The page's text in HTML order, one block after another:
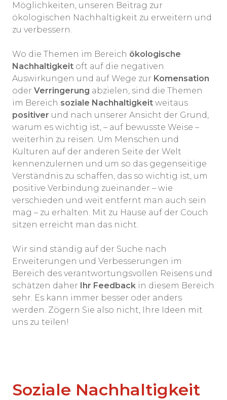
Möglichkeiten, unseren Beitrag zur
ökologischen Nachhaltigkeit zu erweitern und
zu verbessern.
Wo die Themen im Bereich ökologische
Nachhaltigkeit oft auf die negativen
Auswirkungen und auf Wege zur Komensation
oder Verringerung abzielen, sind die Themen
im Bereich soziale Nachhaltigkeit weitaus
positiver und nach unserer Ansicht der Grund,
warum es wichtig ist, – auf bewusste Weise –
weiterhin zu reisen. Um Menschen und
Kulturen auf der anderen Seite der Welt
kennenzulernen und um so das gegenseitige
Verständnis zu schaffen, das so wichtig ist, um
positive Verbindung zueinander – wie
verschieden und weit entfernt man auch sein
mag – zu erhalten. Mit zu Hause auf der Couch
sitzen erreicht man das nicht.
Wir sind ständig auf der Suche nach
Erweiterungen und Verbesserungen im
Bereich des verantwortungsvollen Reisens und
schätzen daher Ihr Feedback in diesem Bereich
sehr. Es kann immer besser oder anders
werden. Zögern Sie also nicht, Ihre Ideen mit
uns zu teilen!
Soziale Nachhaltigkeit